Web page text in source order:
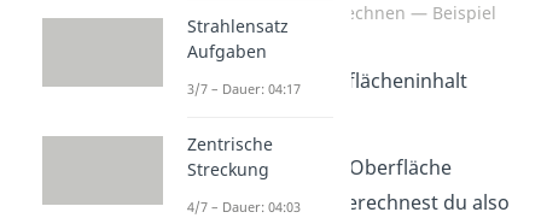
Oberfläche ausrechnen — Beispiel
Was ist der Oberflächeninhalt
Um diegesamte
Oberfläche
auszurechnen, berechnest du also
Strahlensatz
Aufgaben
3/7 – Dauer: 04:17
Zentrische
Streckung
4/7 – Dauer: 04:03